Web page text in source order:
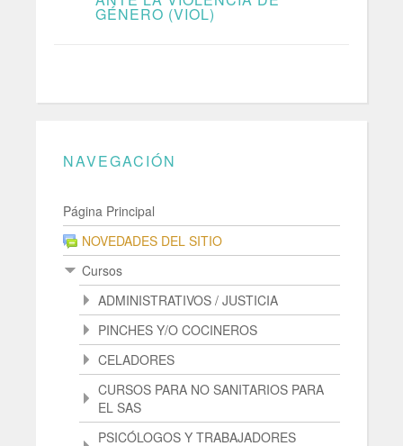
GÉNERO (VIOL)
NAVEGACIÓN
Página Principal
NOVEDADES DEL SITIO
Cursos
ADMINISTRATIVOS / JUSTICIA
PINCHES Y/O COCINEROS
CELADORES
CURSOS PARA NO SANITARIOS PARA
EL SAS
PSICÓLOGOS Y TRABAJADORES